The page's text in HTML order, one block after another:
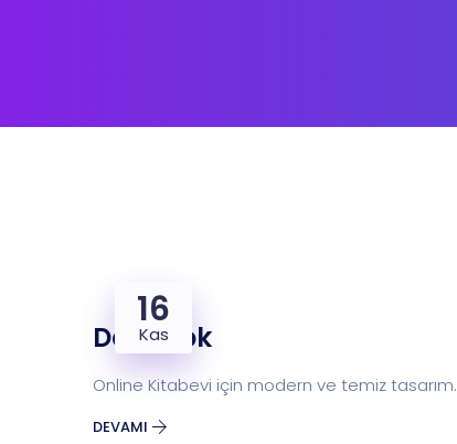
16
Kas
Docbook
Online Kitabevi için modern ve temiz tasarım.
DEVAMI